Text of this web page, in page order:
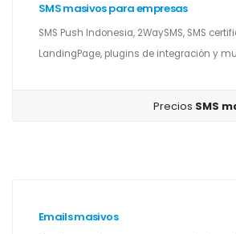
SMS masivos para empresas
SMS Push Indonesia, 2WaySMS, SMS
LandingPage, plugins de integración y
Precios SMS
Emails masivos